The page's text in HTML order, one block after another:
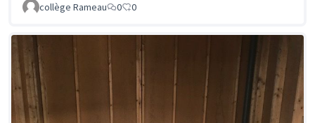
collège Rameau
0 0